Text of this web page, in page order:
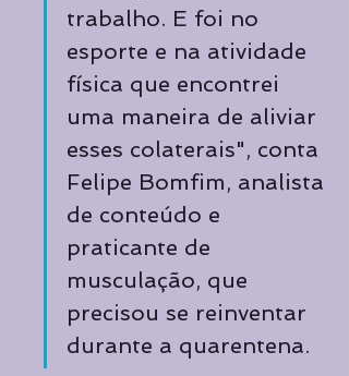
trabalho. E foi no
esporte e na atividade
física que encontrei
uma maneira de aliviar
esses colaterais", conta
Felipe Bomfim, analista
de conteúdo e
praticante de
musculação, que
precisou se reinventar
durante a quarentena.